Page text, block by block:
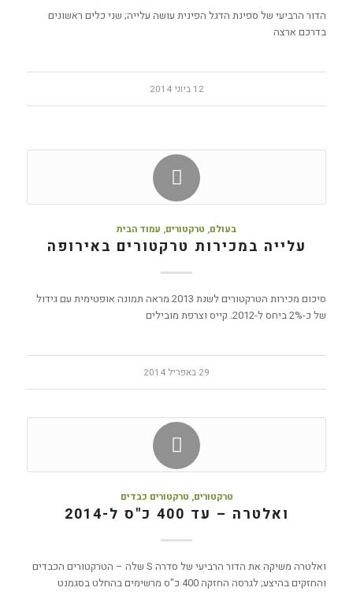
הדור הרביעי של ספינת הדגל הפינית עושה עלייה; שני כלים ראשונים
בדרכם ארצה
12 ביוני 2014
בעולם, טרקטורים, עמוד הבית
עלייה במכירות טרקטורים באירופה
סיכום מכירות הטרקטורים לשנת 2013 מראה תמונה אופטימית עם גידול
של כ-2% ביחס ל-2012. קייס וצרפת מובילים
29 באפריל 2014
טרקטורים, טרקטורים כבדים
ואלטרה – עד 400 כ"ס ל-2014
ואלטרה משיקה את הדור הרביעי של סדרה S שלה – הטרקטורים הכבדים
והחזקים בהיצע; לגרסה החזקה 400 כ"ס מרשימים בהחלט בסגמנט